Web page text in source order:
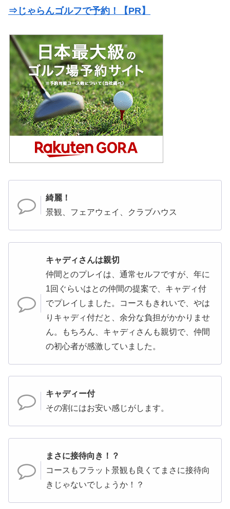
⇒じゃらんゴルフで予約！【PR】
綺麗！
景観、フェアウェイ、クラブハウス
キャディさんは親切
仲間とのプレイは、通常セルフですが、年に
1回ぐらいはとの仲間の提案で、キャディ付
でプレイしました。コースもきれいで、やは
りキャディ付だと、余分な負担がかかりませ
ん。もちろん、キャディさんも親切で、仲間
の初心者が感激していました。
キャディー付
その割にはお安い感じがします。
まさに接待向き！？
コースもフラット景観も良くてまさに接待向
きじゃないでしょうか！？